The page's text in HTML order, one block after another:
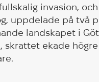
invasion,
uppdelade på två
landskapet i
skrattet ekade